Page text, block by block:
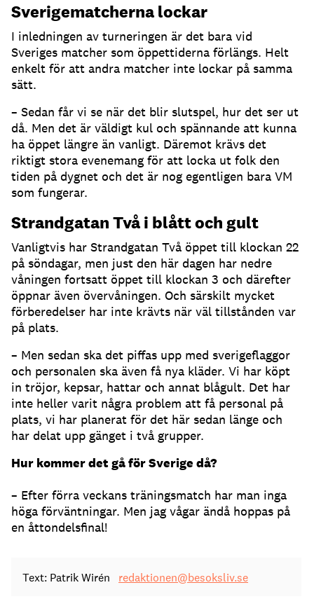
Sverigematcherna lockar
I inledningen av turneringen är det bara vid
Sveriges matcher som öppettiderna förlängs. Helt
enkelt för att andra matcher inte lockar på samma
sätt.
– Sedan får vi se när det blir slutspel, hur det ser ut
då. Men det är väldigt kul och spännande att kunna
ha öppet längre än vanligt. Däremot krävs det
riktigt stora evenemang för att locka ut folk den
tiden på dygnet och det är nog egentligen bara VM
som fungerar.
Strandgatan Två i blått och gult
Vanligtvis har Strandgatan Två öppet till klockan 22
på söndagar, men just den här dagen har nedre
våningen fortsatt öppet till klockan 3 och därefter
öppnar även övervåningen. Och särskilt mycket
förberedelser har inte krävts när väl tillstånden var
på plats.
– Men sedan ska det piffas upp med sverigeflaggor
och personalen ska även få nya kläder. Vi har köpt
in tröjor, kepsar, hattar och annat blågult. Det har
inte heller varit några problem att få personal på
plats, vi har planerat för det här sedan länge och
har delat upp gänget i två grupper.
Hur kommer det gå för Sverige då?
– Efter förra veckans träningsmatch har man inga
höga förväntningar. Men jag vågar ändå hoppas på
en åttondelsfinal!
Text: Patrik Wirén redaktionen@besoksliv.se